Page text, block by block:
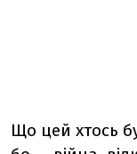
Що цей хтось